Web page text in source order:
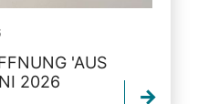
'AUS
2026